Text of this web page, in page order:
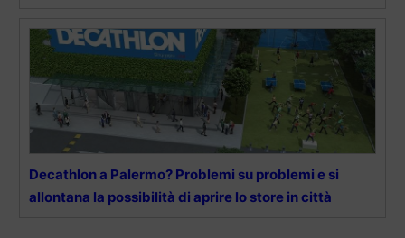
Decathlon a Palermo? Problemi su problemi e si
allontana la possibilità di aprire lo store in città